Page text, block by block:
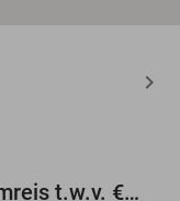
Maak gratis kans op een droomreis t.w.v. €3.000!